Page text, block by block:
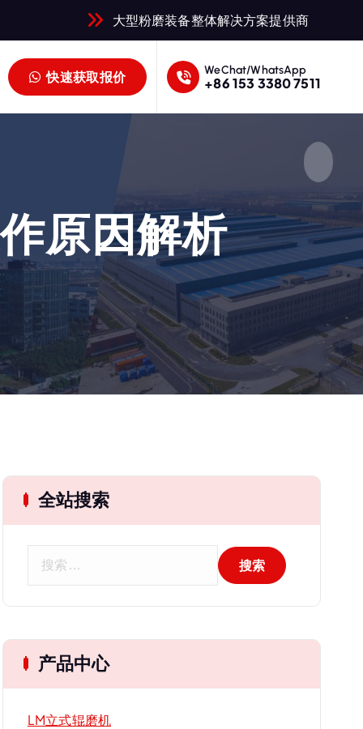
大型粉磨装备整体解决方案提供商
快速获取报价 WeChat/WhatsApp
+86 153 3380 7511
原因解析
全站搜索
产品中心
LM立式辊磨机